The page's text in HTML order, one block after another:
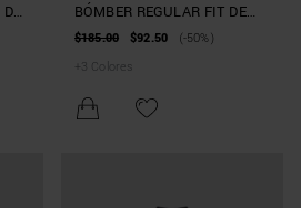
BÓMBER REGULAR FIT DE
TEJIDO TÉCNICO CON
$185.00 $92.50
(-50%)
+ 3 Colores